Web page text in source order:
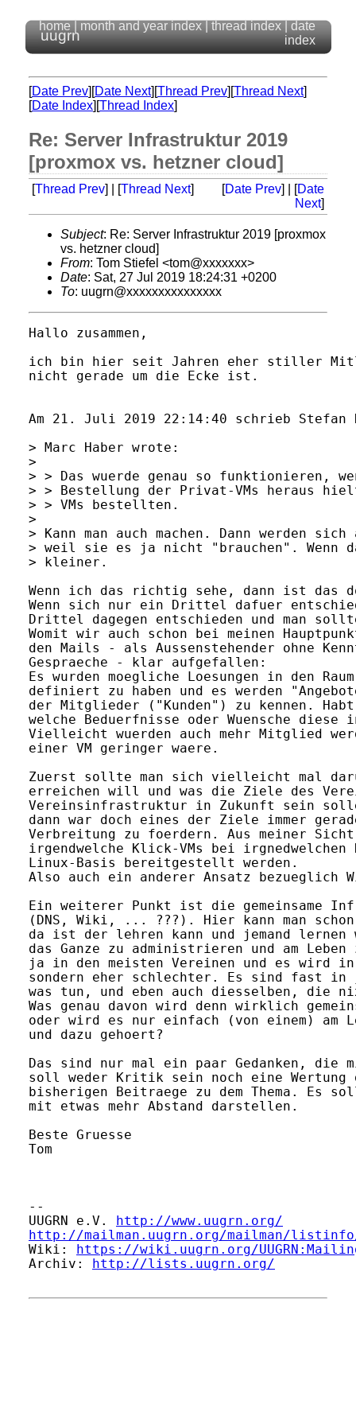
uugrn
home month and year index thread index
date
index
[Date Prev][Date Next][Thread Prev][Thread Next]
[Date Index][Thread Index]
Re: Server Infrastruktur 2019
[proxmox vs. hetzner cloud]
[Thread Prev] | [Thread Next] [Date Prev] | [Date
Next]
Subject: Re: Server Infrastruktur 2019 [proxmox
vs. hetzner cloud]
From: Tom Stiefel <tom@xxxxxxx>
Date: Sat, 27 Jul 2019 18:24:31 +0200
To: uugrn@xxxxxxxxxxxxxxx
Hallo zusammen,
ich bin hier seit Jahren eher stiller
nicht gerade um die Ecke ist.
Am 21. Juli 2019 22:14:40 schrieb Stefan
> Marc Haber wrote:
>
> > Das wuerde genau so funktionieren,
> > Bestellung der Privat-VMs heraus
> > VMs bestellten.
>
> Kann man auch machen. Dann werden
> weil sie es ja nicht "brauchen". Wenn
> kleiner.
Wenn ich das richtig sehe, dann ist das
Wenn sich nur ein Drittel dafuer
Drittel dagegen entschieden und man
Womit wir auch schon bei meinen
den Mails - als Aussenstehender ohne
Gespraeche - klar aufgefallen:
Es wurden moegliche Loesungen in den
definiert zu haben und es werden
der Mitglieder ("Kunden") zu kennen.
welche Beduerfnisse oder Wuensche diese
Vielleicht wuerden auch mehr Mitglied
einer VM geringer waere.
Zuerst sollte man sich vielleicht mal
erreichen will und was die Ziele des
Vereinsinfrastruktur in Zukunft sein
dann war doch eines der Ziele immer
Verbreitung zu foerdern. Aus meiner
irgendwelche Klick-VMs bei
Linux-Basis bereitgestellt werden.
Also auch ein anderer Ansatz bezueglich
Ein weiterer Punkt ist die gemeinsame
(DNS, Wiki, ... ???). Hier kann man
da ist der lehren kann und jemand
das Ganze zu administrieren und am
ja in den meisten Vereinen und es wird
sondern eher schlechter. Es sind fast in
was tun, und eben auch diesselben, die
Was genau davon wird denn wirklich
oder wird es nur einfach (von einem)
und dazu gehoert?
Das sind nur mal ein paar Gedanken, die
soll weder Kritik sein noch eine
bisherigen Beitraege zu dem Thema. Es
mit etwas mehr Abstand darstellen.
Beste Gruesse
Tom
--
UUGRN e.V.
http://www.uugrn.org/
http://mailman.uugrn.org/mailman/
Wiki:
https://wiki.uugrn.org/
Archiv:
http://lists.uugrn.org/